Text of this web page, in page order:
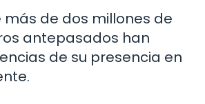
más de dos millones de
antepasados han
de su presencia en